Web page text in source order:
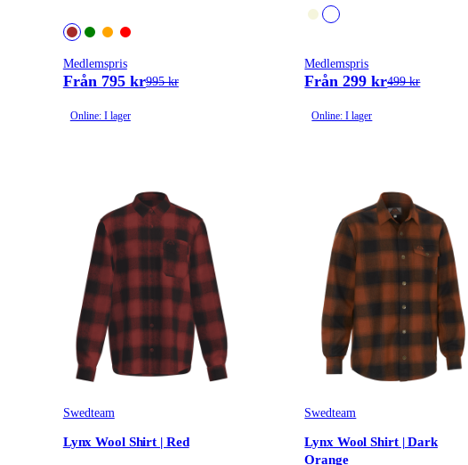
Medlemspris
Från 795 kr995 kr
Online: I lager
Medlemspris
Från 299 kr499 kr
Online: I lager
Swedteam
Lynx Wool Shirt | Red
Swedteam
Lynx Wool Shirt | Dark
Orange